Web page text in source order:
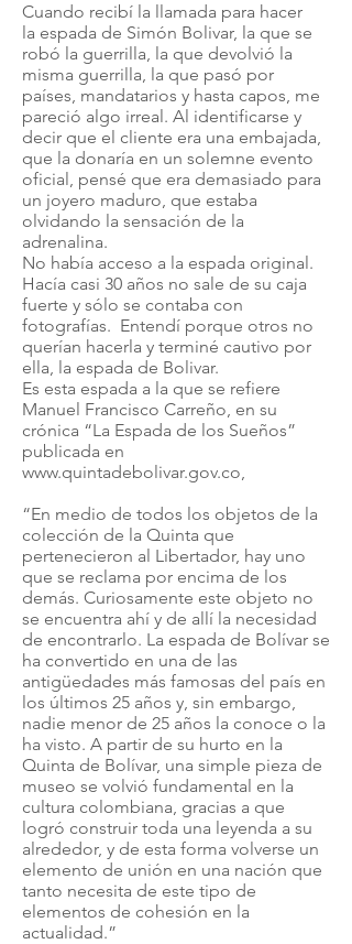
Cuando recibí la llamada para hacer
la espada de Simón Bolivar, la que se
robó la guerrilla, la que devolvió la
misma guerrilla, la que pasó por
países, mandatarios y hasta capos, me
pareció algo irreal. Al identificarse y
decir que el cliente era una embajada,
que la donaría en un solemne evento
oficial, pensé que era demasiado para
un joyero maduro, que estaba
olvidando la sensación de la
adrenalina.
No había acceso a la espada original.
Hacía casi 30 años no sale de su caja
fuerte y sólo se contaba con
fotografías. Entendí porque otros no
querían hacerla y terminé cautivo por
ella, la espada de Bolivar.
Es esta espada a la que se refiere
Manuel Francisco Carreño, en su
crónica “La Espada de los Sueños”
publicada en
www.quintadebolivar.gov.co,
“En medio de todos los objetos de la
colección de la Quinta que
pertenecieron al Libertador, hay uno
que se reclama por encima de los
demás. Curiosamente este objeto no
se encuentra ahí y de allí la necesidad
de encontrarlo. La espada de Bolívar se
ha convertido en una de las
antigüedades más famosas del país en
los últimos 25 años y, sin embargo,
nadie menor de 25 años la conoce o la
ha visto. A partir de su hurto en la
Quinta de Bolívar, una simple pieza de
museo se volvió fundamental en la
cultura colombiana, gracias a que
logró construir toda una leyenda a su
alrededor, y de esta forma volverse un
elemento de unión en una nación que
tanto necesita de este tipo de
elementos de cohesión en la
actualidad.”